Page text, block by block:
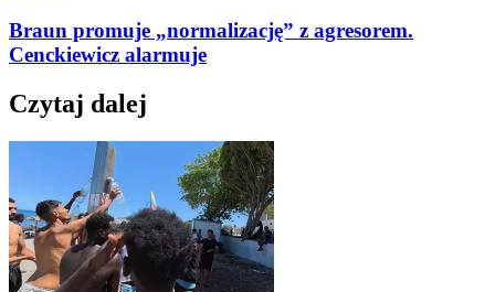
Braun promuje „normalizację” z agresorem.
Cenckiewicz alarmuje
Czytaj dalej